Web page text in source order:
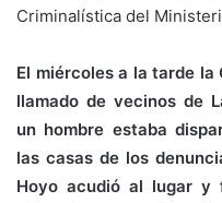
Criminalística del
El miércoles a la tarde la
llamado de vecinos de
un hombre estaba
las casas de los
Hoyo acudió al lugar